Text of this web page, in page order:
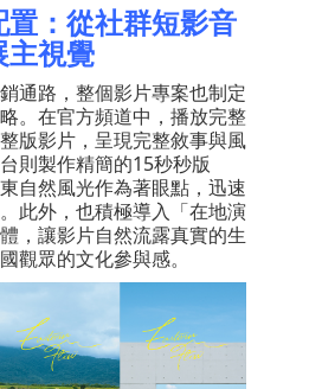
：從社群短影音
主視覺
通路，整個影片專案也制定
。在官方頻道中，播放完整
版影片，呈現完整敘事與風
則製作精簡的15秒秒版
自然風光作為著眼點，迅速
此外，也積極導入「在地演
，讓影片自然流露真實的生
觀眾的文化參與感。